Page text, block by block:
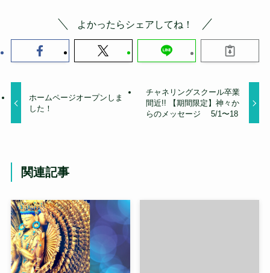
よかったらシェアしてね！
ホームページオープンしま
した！
チャネリングスクール卒業
間近!! 【期間限定】神々か
らのメッセージ 5/1〜18
関連記事